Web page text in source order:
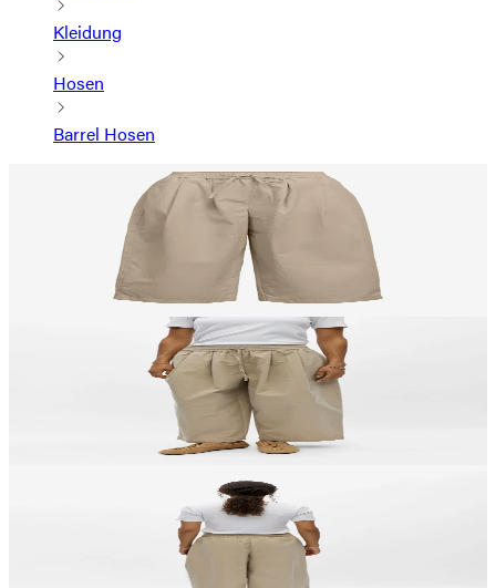
Kleidung
Hosen
Barrel Hosen